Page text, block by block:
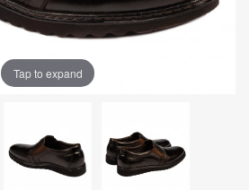
Tap to expand